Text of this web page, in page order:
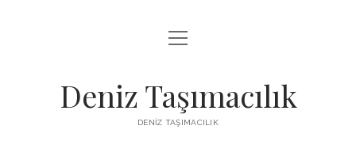
IGTV BEĞENI KASMA PARASIZ
SAYFA LISTESI
menüyü
aç
Deniz Taşımacılık
DENIZ TAŞIMACILIK